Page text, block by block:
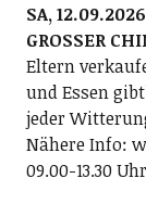
SA, 12.09.2026
GROSSER
Eltern
und Essen
jeder
Nähere Info:
09.00-13.30